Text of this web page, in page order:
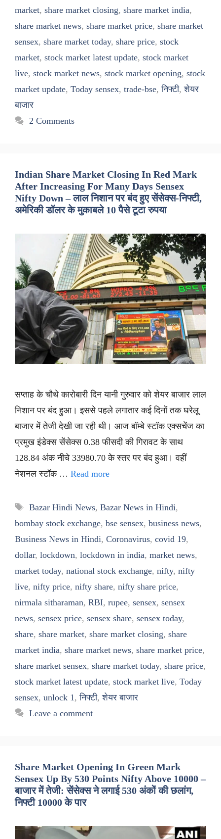
market, share market closing, share market india,
share market news, share market price, share market
sensex, share market today, share price, stock
market, stock market latest update, stock market
live, stock market news, stock market opening, stock
market update, Today sensex, trade-bse,निफ्टी,शेयर
बाजार
2 Comments
Indian Share Market Closing In Red Mark
After Increasing For Many Days Sensex
Nifty Down – लाल निशान पर बंद हुए सेंसेक्स-निफ्टी,
अमेरिकी डॉलर के मुकाबले 10 पैसे टूटा रुपया
सप्ताह के चौथे कारोबारी दिन यानी गुरुवार को शेयर बाजार लाल
निशान पर बंद हुआ। इससे पहले लगातार कई दिनों तक घरेलू
बाजार में तेजी देखी जा रही थी। आज बॉम्बे स्टॉक एक्सचेंज का
प्रमुख इंडेक्स सेंसेक्स 0.38 फीसदी की गिरावट के साथ
128.84 अंक नीचे 33980.70 के स्तर पर बंद हुआ। वहीं
नेशनल स्टॉक … Read more
Tags
Bazar Hindi News, Bazar News in Hindi,
bombay stock exchange, bse sensex, business news,
Business News in Hindi, Coronavirus, covid 19,
dollar, lockdown, lockdown in india, market news,
market today, national stock exchange, nifty, nifty
live, nifty price, nifty share, nifty share price,
nirmala sitharaman, RBI, rupee, sensex, sensex
news, sensex price, sensex share, sensex today,
share, share market, share market closing, share
market india, share market news, share market price,
share market sensex, share market today, share price,
stock market latest update, stock market live, Today
sensex, unlock 1 ,निफ्टी,शेयर बाजार
Leave a comment
Share Market Opening In Green Mark
Sensex Up By 530 Points Nifty Above 10000 –
बाजार में तेजी: सेंसेक्स ने लगाई 530 अंकों की छलांग,
निफ्टी 10000 के पार